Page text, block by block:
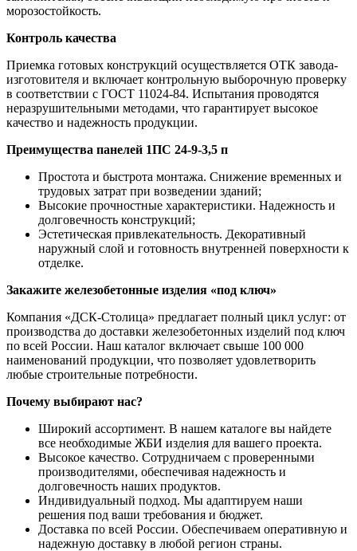
морозостойкость.
Контроль качества
Приемка готовых конструкций осуществляется ОТК завода-
изготовителя и включает контрольную выборочную проверку
в соответствии с ГОСТ 11024-84. Испытания проводятся
неразрушительными методами, что гарантирует высокое
качество и надежность продукции.
Преимущества панелей 1ПС 24-9-3,5 п
Простота и быстрота монтажа. Снижение временных и
трудовых затрат при возведении зданий;
Высокие прочностные характеристики. Надежность и
долговечность конструкций;
Эстетическая привлекательность. Декоративный
наружный слой и готовность внутренней поверхности к
отделке.
Закажите железобетонные изделия «под ключ»
Компания «ДСК-Столица» предлагает полный цикл услуг: от
производства до доставки железобетонных изделий под ключ
по всей России. Наш каталог включает свыше 100 000
наименований продукции, что позволяет удовлетворить
любые строительные потребности.
Почему выбирают нас?
Широкий ассортимент. В нашем каталоге вы найдете
все необходимые ЖБИ изделия для вашего проекта.
Высокое качество. Сотрудничаем с проверенными
производителями, обеспечивая надежность и
долговечность наших продуктов.
Индивидуальный подход. Мы адаптируем наши
решения под ваши требования и бюджет.
Доставка по всей России. Обеспечиваем оперативную и
надежную доставку в любой регион страны.